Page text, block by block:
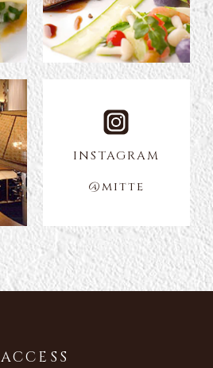
INSTAGRAM
@mitte
ACCESS